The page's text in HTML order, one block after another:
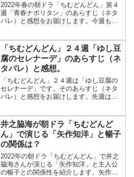
2022年春の朝ドラ「ちむどんどん」第４
週「青春ナポリタン」のあらすじ（ネタ
バレ）と感想をお届けします。今週も高
場しました。
「ちむどんどん」２４週「ゆし豆
腐のセレナーデ」のあらすじ（ネ
タバレ）と感想。
「ちむどんどん」２４週は「ゆし豆腐の
セレナーデ」です。そのあらすじ（ネタ
バレ）と感想をお届けします。先週は⇒
で豚の世話で忙しそうです。さて、時は
流れて、１９８４年４月。暢子の店も順
調で、子供もすくすく育っていた。しか
し、和彦は仕事に不満があるようです。
いよいよ残り2週となった「ちむどんど
ん」です。さて今週はどのような展開に
なるの...
井之脇海が朝ドラ「ちむどんど
ん」で演じる「矢作知洋」と暢子
の関係は？
2022年の朝ドラ「ちむどんどん」で井之
脇海さんが演じる「矢作知洋」と主人公
の暢子との関係性を紹介します。矢作知